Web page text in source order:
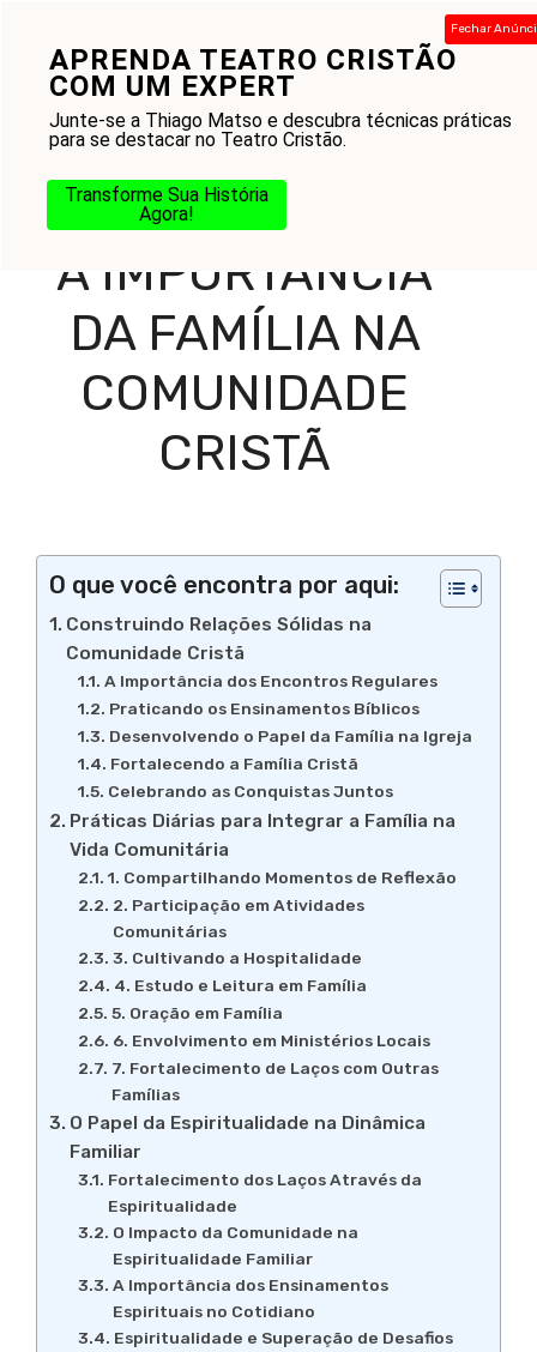
APRENDA TEATRO CRISTÃO
COM UM EXPERT
Junte-se a Thiago Matso e descubra técnicas práticas
para se destacar no Teatro Cristão.
Transforme Sua História
Agora!
Fechar
conteúdo
Home-Blog-Amor ao Próximo-A Importância da
Família na Comunidade Cristã
A IMPORTÂNCIA
DA FAMÍLIA NA
COMUNIDADE
CRISTÃ
O que você encontra por aqui:
Construindo Relações Sólidas na
Comunidade Cristã
A Importância dos Encontros Regulares
Praticando os Ensinamentos Bíblicos
Desenvolvendo o Papel da Família na Igreja
Fortalecendo a Família Cristã
Celebrando as Conquistas Juntos
Práticas Diárias para Integrar a Família na
Vida Comunitária
1. Compartilhando Momentos de Reflexão
2. Participação em Atividades
Comunitárias
3. Cultivando a Hospitalidade
4. Estudo e Leitura em Família
5. Oração em Família
6. Envolvimento em Ministérios Locais
7. Fortalecimento de Laços com Outras
Famílias
O Papel da Espiritualidade na Dinâmica
Familiar
Fortalecimento dos Laços Através da
Espiritualidade
O Impacto da Comunidade na
Espiritualidade Familiar
A Importância dos Ensinamentos
Espirituais no Cotidiano
Espiritualidade e Superação de Desafios